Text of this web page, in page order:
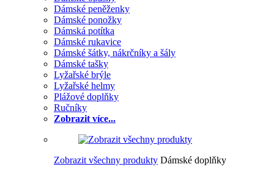
Dámské peněženky
Dámské ponožky
Dámská potítka
Dámské rukavice
Dámské šátky, nákrčníky a šály
Dámské tašky
Lyžařské brýle
Lyžařské helmy
Plážové doplňky
Ručníky
Zobrazit více...
Zobrazit všechny produkty Dámské doplňky